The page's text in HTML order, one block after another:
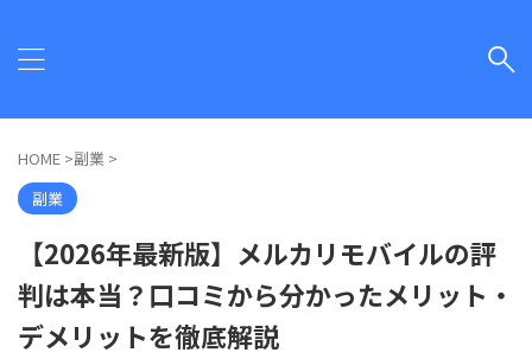
HOME >副業 >
副業
【2026年最新版】メルカリモバイルの評
判は本当？口コミから分かったメリット・
デメリットを徹底解説